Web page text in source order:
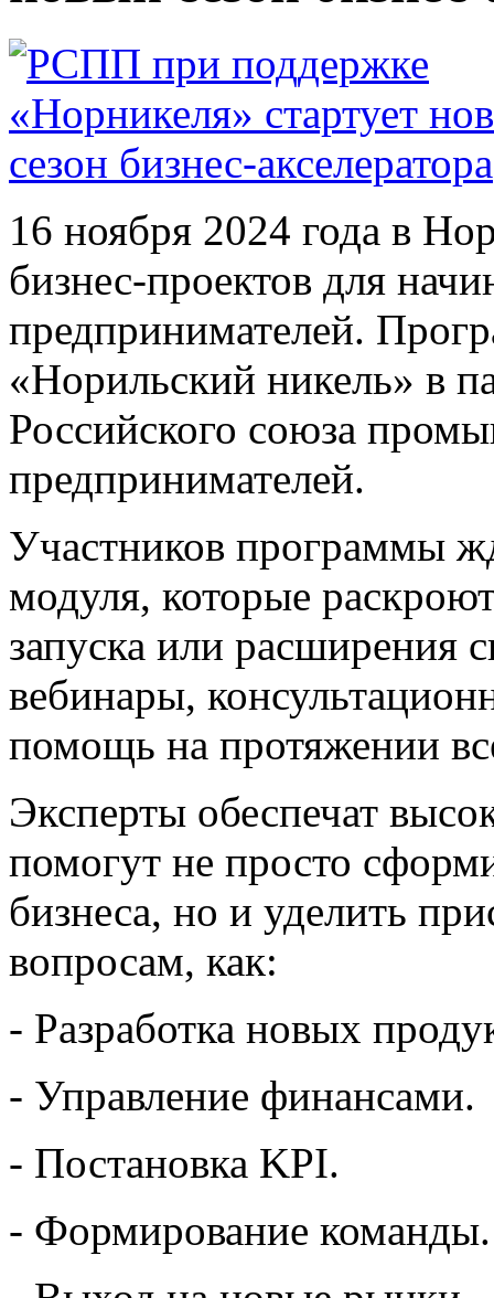
16 ноября 2024 года в
бизнес-проектов для
предпринимателей.
«Норильский никель» в
Российского союза
предпринимателей.
Участников программы
модуля, которые
запуска или расширения
вебинары,
помощь на протяжении
Эксперты обеспечат
помогут не просто
бизнеса, но и уделить
вопросам, как:
- Разработка новых
- Управление финансами.
- Постановка KPI.
- Формирование команды.